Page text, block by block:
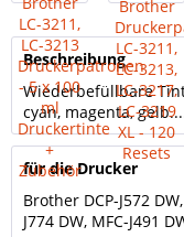
Beschreibung
Wiederbefüllbare
cyan, magenta,
für die Drucker
Brother DCP-J572
J774 DW, MFC-J491